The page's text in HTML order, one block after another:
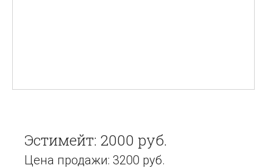
Эстимейт: 2000 руб.
Цена продажи: 3200 руб.